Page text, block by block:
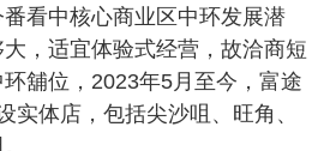
看中核心商业区中环发展潜
，适宜体验式经营，故洽商短
舖位，2023年5月至今，富途
实体店，包括尖沙咀、旺角、